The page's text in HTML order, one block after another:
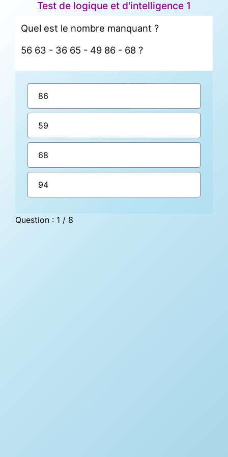
Test de logique et d'intelligence 1
Quel est le nombre manquant ?
56 63 - 36 65 - 49 86 - 68 ?
86
59
68
94
Question : 1 / 8